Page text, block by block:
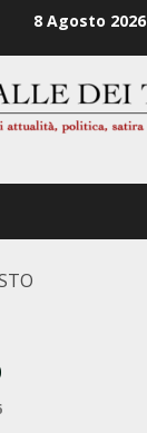
8 Agosto 2026